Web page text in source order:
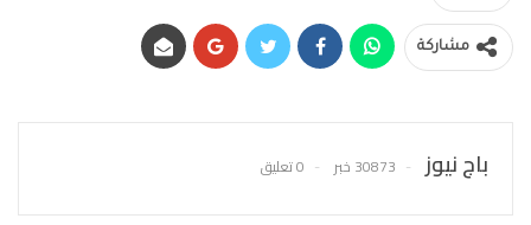
مشاركة
باج نيوز 30873 خبر 0 تعليق